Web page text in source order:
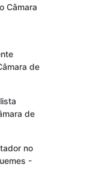
Câmara
de
de
no
-